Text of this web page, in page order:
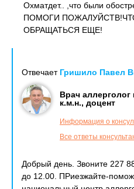
Охматдет.. ,что были
ПОМОГИ
ОБРАЩАТЬСЯ ЕЩЕ!
Отвечает Гришило Павел
Врач
к.м.н., доцент
Информация о
Все ответы
Добрый день. Звоните 227
до 12.00. ПРиезжайте-